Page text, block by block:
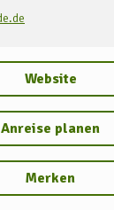
Website
Anreise planen
Merken